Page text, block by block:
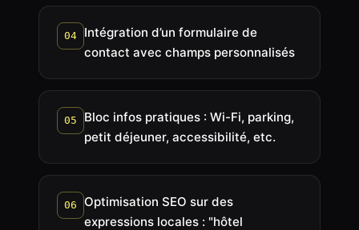
04
Intégration d’un formulaire de
contact avec champs personnalisés
05
Bloc infos pratiques : Wi-Fi, parking,
petit déjeuner, accessibilité, etc.
06
Optimisation SEO sur des
expressions locales : "hôtel